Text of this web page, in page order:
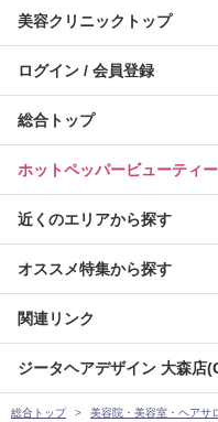
美容クリニックトップ
ログイン / 会員登録
総合トップ
ホットペッパービューティ
近くのエリアから探す
オススメ特集から探す
関連リンク
ジータヘアデザイン 大森
総合トップ 美容院・美容室・ヘアサ